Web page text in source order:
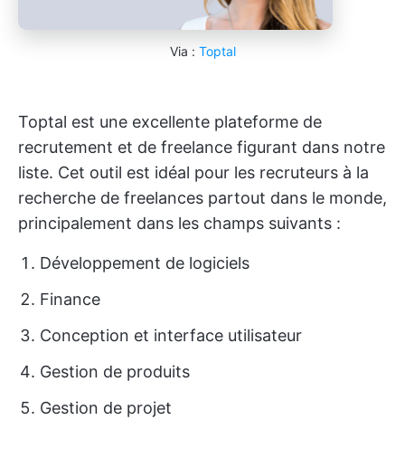
Via : Toptal
Toptal est une excellente plateforme de
recrutement et de freelance figurant dans notre
liste. Cet outil est idéal pour les recruteurs à la
recherche de freelances partout dans le monde,
principalement dans les champs suivants :
Développement de logiciels
Finance
Conception et interface utilisateur
Gestion de produits
Gestion de projet